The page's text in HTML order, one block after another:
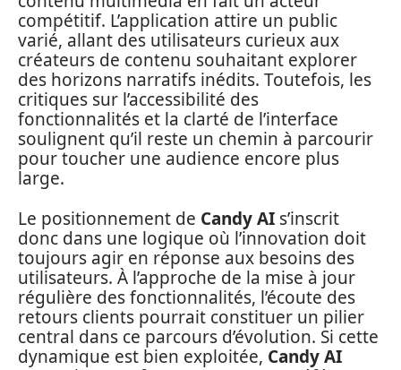
compétitif. L’application attire un public
varié, allant des utilisateurs curieux aux
créateurs de contenu souhaitant explorer
des horizons narratifs inédits. Toutefois, les
critiques sur l’accessibilité des
fonctionnalités et la clarté de l’interface
soulignent qu’il reste un chemin à parcourir
pour toucher une audience encore plus
large.
Le positionnement de Candy AI s’inscrit
donc dans une logique où l’innovation doit
toujours agir en réponse aux besoins des
utilisateurs. À l’approche de la mise à jour
régulière des fonctionnalités, l’écoute des
retours clients pourrait constituer un pilier
central dans ce parcours d’évolution. Si cette
dynamique est bien exploitée, Candy AI